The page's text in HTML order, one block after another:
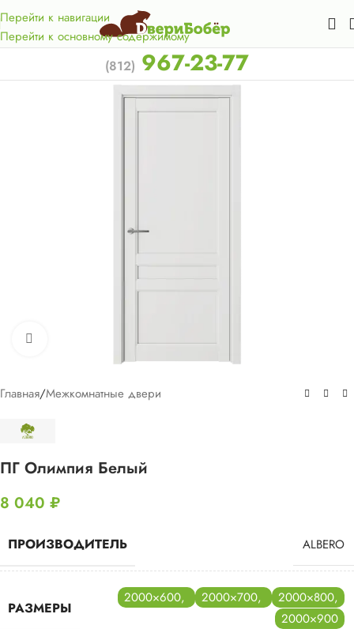
Перейти к навигации
Перейти к основному содержимому
км. от КАД.
(812) 967-23-77
Главная/Межкомнатные двери
ПГ Олимпия Белый
8 040 ₽
ПРОИЗВОДИТЕЛЬ ALBERO
РАЗМЕРЫ
2000×600, 2000×700, 2000×800,
2000×900